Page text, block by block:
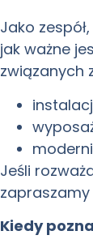
Jako
jak ważne
związanych
Jeśli
Kiedy